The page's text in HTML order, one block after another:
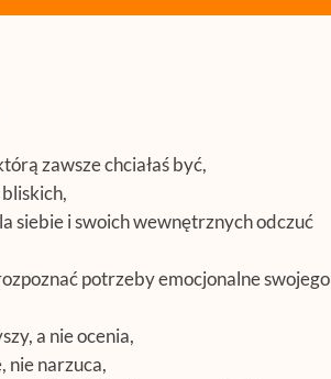
zawsze chciałaś być,
siebie i swoich wewnętrznych odczuć
potrzeby emocjonalne swojego
a nie ocenia,
nie narzuca,